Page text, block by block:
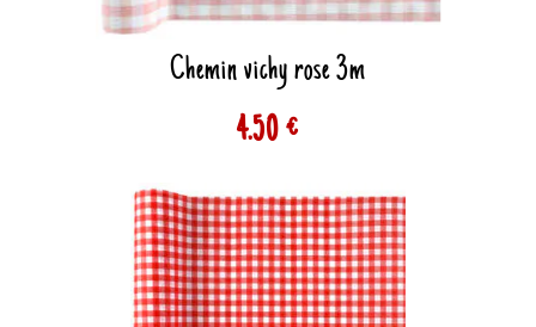
Chemin vichy rose 3m
4.50 €